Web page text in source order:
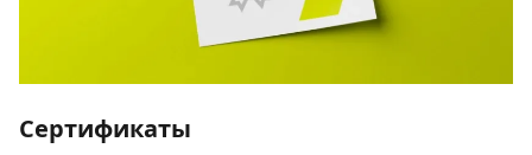
Сертификаты